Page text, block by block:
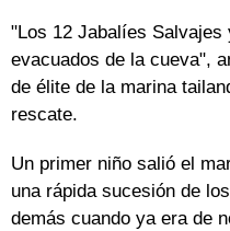
"Los 12 Jabalíes Salvajes
evacuados de la cueva",
de élite de la marina
rescate.
Un primer niño salió el
una rápida sucesión de
demás cuando ya era de